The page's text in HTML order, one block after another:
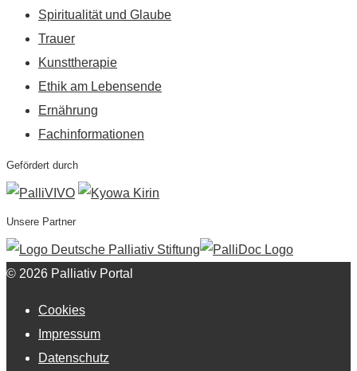
Spiritualität und Glaube
Trauer
Kunsttherapie
Ethik am Lebensende
Ernährung
Fachinformationen
Gefördert durch
Unsere Partner
© 2026 Palliativ Portal
Cookies
Impressum
Datenschutz